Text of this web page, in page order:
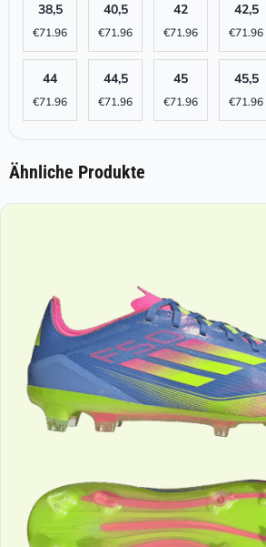
38,5
€71.96
40,5
€71.96
42
€71.96
42,5
€71.96
44
€71.96
44,5
€71.96
45
€71.96
45,5
€71.96
Ähnliche Produkte